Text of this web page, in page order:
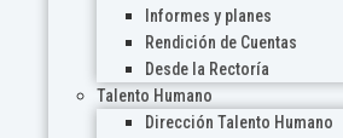
Informes y planes
Rendición de Cuentas
Desde la Rectoría
Talento Humano
Dirección Talento Humano